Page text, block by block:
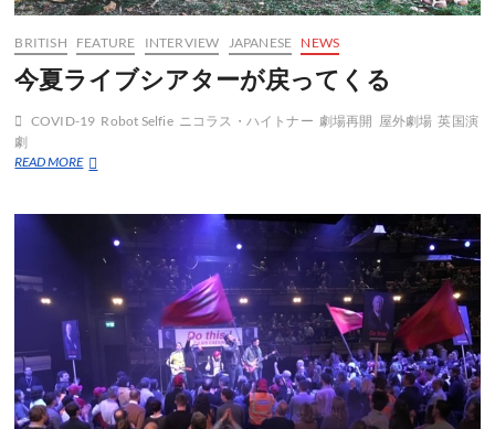
ラ
セ
き
ダ
BRITISH FEATURE INTERVIEW JAPANESE NEWS
今夏ライブシアターが戻ってくる
COVID-19 Robot Selfie ニコラス・ハイトナー 劇場再開 屋外劇場 英国演
劇
READ MORE今
て
く